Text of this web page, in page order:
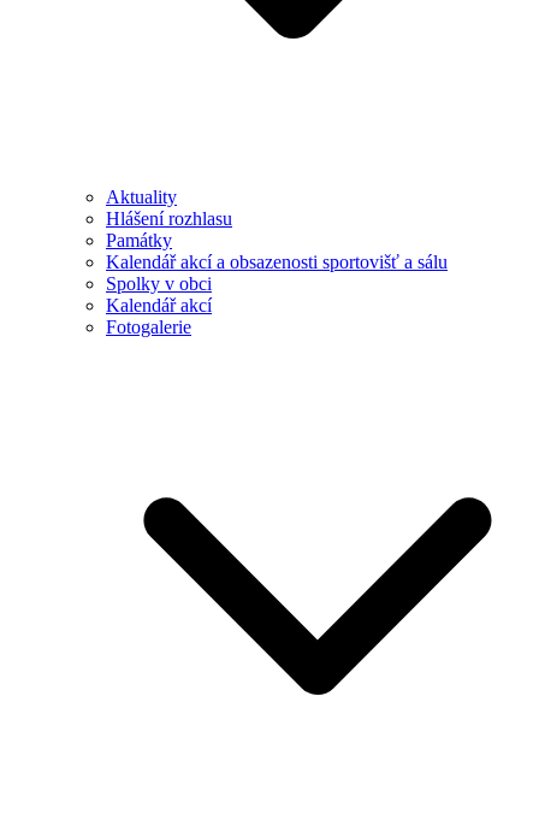
Aktuality
Hlášení rozhlasu
Památky
Kalendář akcí a obsazenosti sportovišť a sálu
Spolky v obci
Kalendář akcí
Fotogalerie